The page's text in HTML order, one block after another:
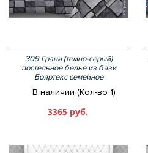
309 Грани (темно-серый)
постельное белье из бязи
Бояртекс семейное
В наличии (Кол-во 1)
3365 руб.